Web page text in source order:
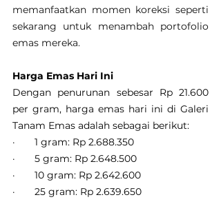
memanfaatkan momen koreksi seperti
sekarang untuk menambah portofolio
emas mereka.
Harga Emas Hari Ini
Dengan penurunan sebesar Rp 21.600
per gram, harga emas hari ini di Galeri
Tanam Emas adalah sebagai berikut:
·       1 gram: Rp 2.688.350
·       5 gram: Rp 2.648.500
·       10 gram: Rp 2.642.600
·       25 gram: Rp 2.639.650